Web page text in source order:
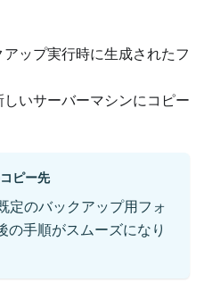
ップ実行時に生成されたフ
いサーバーマシンにコピー
ピー先
のバックアップ用フォ
の手順がスムーズになり